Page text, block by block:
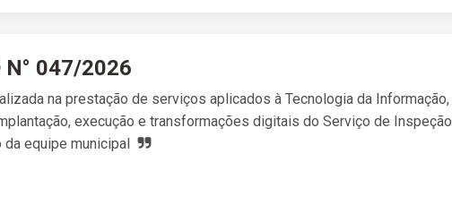
N° 047/2026
na prestação de serviços aplicados à Tecnologia da Informação,
execução e transformações digitais do Serviço de Inspeção
equipe municipal